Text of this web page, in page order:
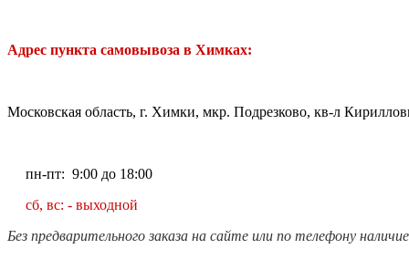
Адрес пункта самовывоза в Химках:
Московская область, г. Химки, мкр. Подрезково, кв-л
пн-пт: 9:00 до 18:00
сб, вс: - выходной
Без предварительного заказа на сайте или по телефону